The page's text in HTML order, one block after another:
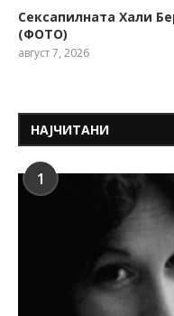
Сексапилната Хали
(ФОТО)
август 7, 2026
НАЈЧИТАНИ
1